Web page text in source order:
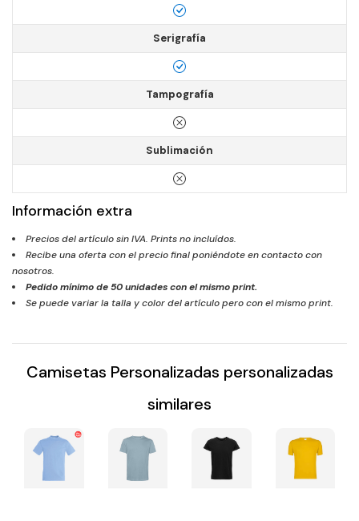
Serigrafía
Tampografía
Sublimación
Información extra
Precios del artículo sin IVA. Prints no incluídos.
Recibe una oferta con el precio final poniéndote en contacto con
nosotros.
Pedido mínimo de50unidades con el mismo print.
Se puede variar la talla y color del artículo pero con el mismo print.
Camisetas Personalizadas personalizadas
similares